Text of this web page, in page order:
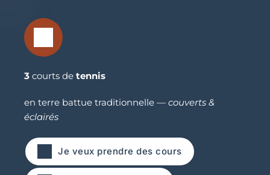
3 courts de tennis
en terre battue traditionnelle — couverts &
éclairés
Je veux prendre des cours